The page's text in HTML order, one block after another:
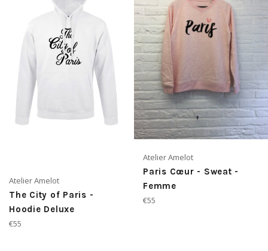
Atelier Amelot
The City of Paris -
Hoodie Deluxe
Prix
€55
Atelier Amelot
Paris Cœur - Sweat -
Femme
Prix
€55